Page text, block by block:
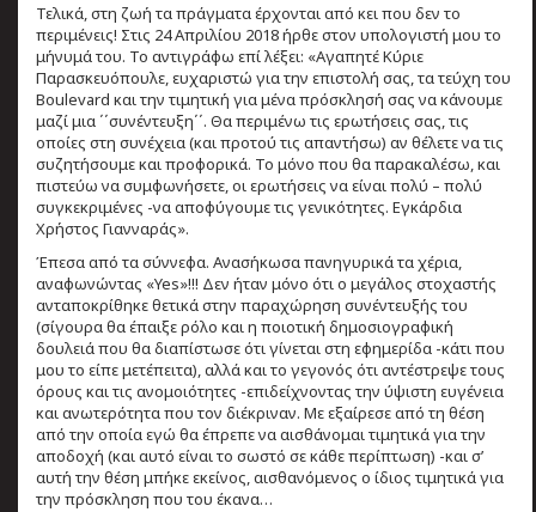
Τελικά, στη ζωή τα πράγματα έρχονται από κει που δεν το
περιμένεις! Στις 24 Απριλίου 2018 ήρθε στον υπολογιστή μου το
μήνυμά του. Το αντιγράφω επί λέξει: «Αγαπητέ Κύριε
Παρασκευόπουλε, ευχαριστώ για την επιστολή σας, τα τεύχη του
Boulevard και την τιμητική για μένα πρόσκλησή σας να κάνουμε
μαζί μια ΄΄συνέντευξη΄΄. Θα περιμένω τις ερωτήσεις σας, τις
οποίες στη συνέχεια (και προτού τις απαντήσω) αν θέλετε να τις
συζητήσουμε και προφορικά. Το μόνο που θα παρακαλέσω, και
πιστεύω να συμφωνήσετε, οι ερωτήσεις να είναι πολύ – πολύ
συγκεκριμένες -να αποφύγουμε τις γενικότητες. Εγκάρδια
Χρήστος Γιανναράς».
Έπεσα από τα σύννεφα. Ανασήκωσα πανηγυρικά τα χέρια,
αναφωνώντας «Yes»!!! Δεν ήταν μόνο ότι ο μεγάλος στοχαστής
ανταποκρίθηκε θετικά στην παραχώρηση συνέντευξής του
(σίγουρα θα έπαιξε ρόλο και η ποιοτική δημοσιογραφική
δουλειά που θα διαπίστωσε ότι γίνεται στη εφημερίδα -κάτι που
μου το είπε μετέπειτα), αλλά και το γεγονός ότι αντέστρεψε τους
όρους και τις ανομοιότητες -επιδείχνοντας την ύψιστη ευγένεια
και ανωτερότητα που τον διέκριναν. Με εξαίρεσε από τη θέση
από την οποία εγώ θα έπρεπε να αισθάνομαι τιμητικά για την
αποδοχή (και αυτό είναι το σωστό σε κάθε περίπτωση) -και σ’
αυτή την θέση μπήκε εκείνος, αισθανόμενος ο ίδιος τιμητικά για
την πρόσκληση που του έκανα…